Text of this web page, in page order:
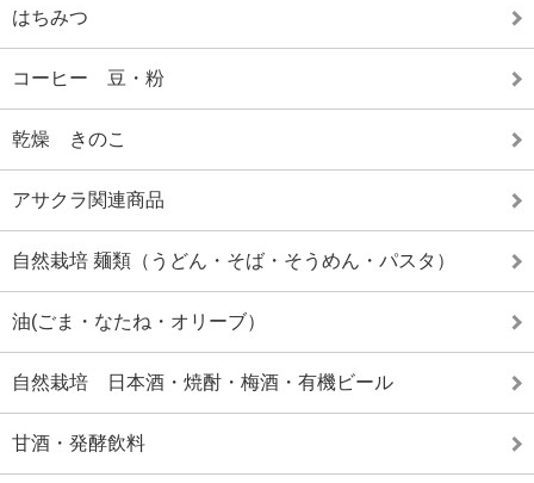
はちみつ
コーヒー 豆・粉
乾燥 きのこ
アサクラ関連商品
自然栽培 麺類（うどん・そば・そうめん・パスタ）
油(ごま・なたね・オリーブ）
自然栽培 日本酒・焼酎・梅酒・有機ビール
甘酒・発酵飲料